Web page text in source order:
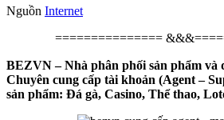
Nguồn Internet
===============
BEZVN – Nhà phân phối sản phẩm và
Chuyên cung cấp tài khoản (Agent –
sản phẩm: Đá gà, Casino, Thể thao,